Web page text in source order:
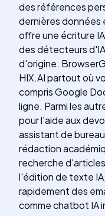
des références
dernières données
offre une écriture
des détecteurs
d'origine.
HIX.AI partout où
compris Google
ligne. Parmi les
pour l'aide aux
assistant de
rédaction
recherche
l'édition de texte
rapidement des
comme chatbot IA